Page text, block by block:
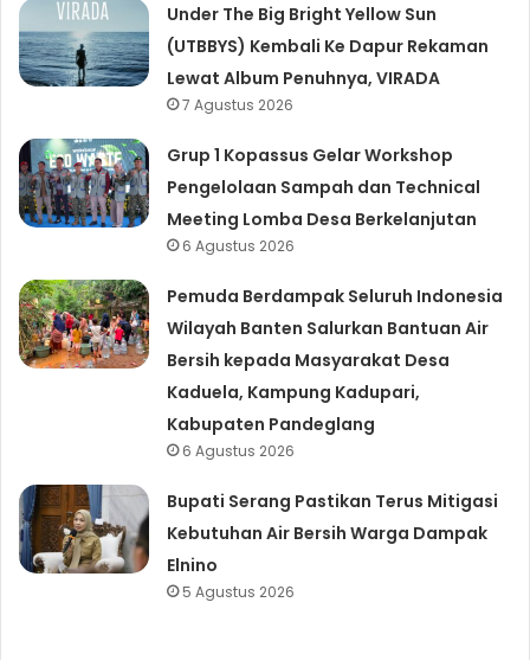
Under The Big Bright Yellow Sun
(UTBBYS) Kembali Ke Dapur Rekaman
Lewat Album Penuhnya, VIRADA
7 Agustus 2026
Grup 1 Kopassus Gelar Workshop
Pengelolaan Sampah dan Technical
Meeting Lomba Desa Berkelanjutan
6 Agustus 2026
Pemuda Berdampak Seluruh Indonesia
Wilayah Banten Salurkan Bantuan Air
Bersih kepada Masyarakat Desa
Kaduela, Kampung Kadupari,
Kabupaten Pandeglang
6 Agustus 2026
Bupati Serang Pastikan Terus Mitigasi
Kebutuhan Air Bersih Warga Dampak
Elnino
5 Agustus 2026